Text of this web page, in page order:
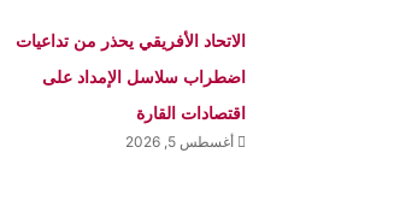
الاتحاد الأفريقي يحذر من تداعيات
اضطراب سلاسل الإمداد على
اقتصادات القارة
أغسطس 5, 2026